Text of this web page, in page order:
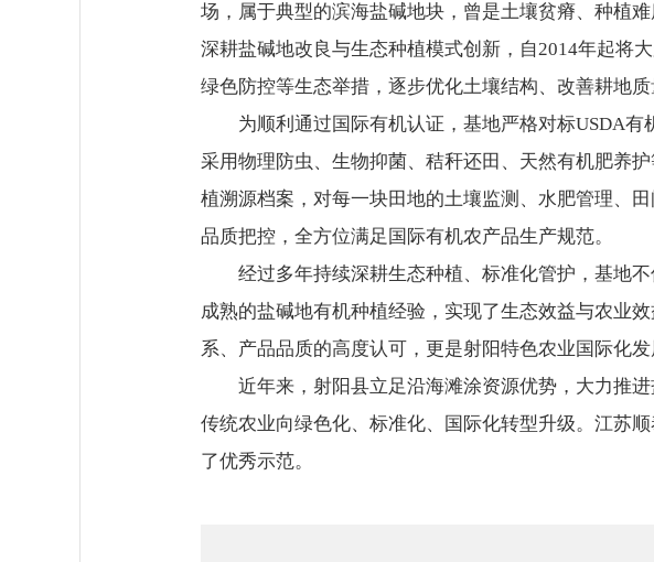
场，属于典型的滨海盐碱地块，曾是土壤贫瘠、种植
深耕盐碱地改良与生态种植模式创新，自2014年起将
绿色防控等生态举措，逐步优化土壤结构、改善耕地
为顺利通过国际有机认证，基地严格对标USDA有
采用物理防虫、生物抑菌、秸秆还田、天然有机肥养
植溯源档案，对每一块田地的土壤监测、水肥管理、
品质把控，全方位满足国际有机农产品生产规范。
经过多年持续深耕生态种植、标准化管护，基地不
成熟的盐碱地有机种植经验，实现了生态效益与农业
系、产品品质的高度认可，更是射阳特色农业国际化发
近年来，射阳县立足沿海滩涂资源优势，大力推进
传统农业向绿色化、标准化、国际化转型升级。江苏
了优秀示范。